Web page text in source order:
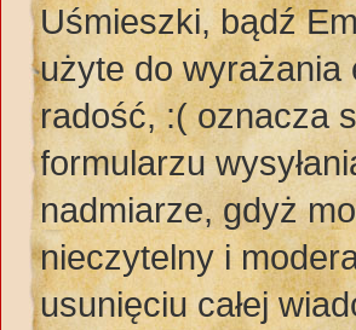
Uśmieszki, bądź
użyte do
radość, :( oznacza
formularzu
nadmiarze, gdyż
nieczytelny i
usunięciu całej